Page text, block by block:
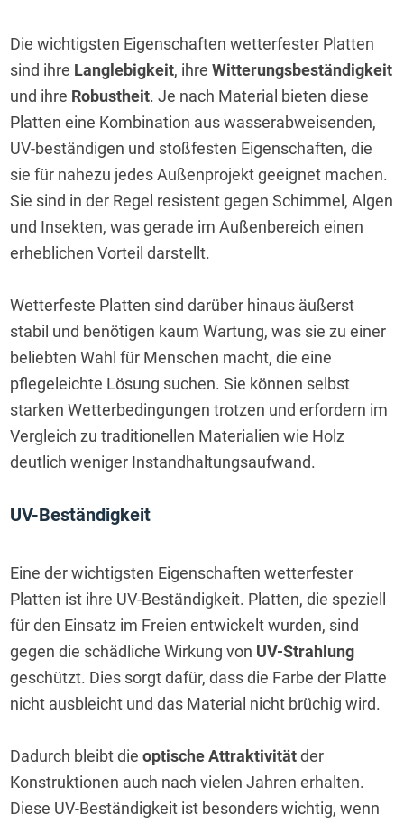
Die wichtigsten Eigenschaften wetterfester Platten
sind ihre Langlebigkeit, ihre Witterungsbeständigkeit
und ihre Robustheit. Je nach Material bieten diese
Platten eine Kombination aus wasserabweisenden,
UV-beständigen und stoßfesten Eigenschaften, die
sie für nahezu jedes Außenprojekt geeignet machen.
Sie sind in der Regel resistent gegen Schimmel, Algen
und Insekten, was gerade im Außenbereich einen
erheblichen Vorteil darstellt.
Wetterfeste Platten sind darüber hinaus äußerst
stabil und benötigen kaum Wartung, was sie zu einer
beliebten Wahl für Menschen macht, die eine
pflegeleichte Lösung suchen. Sie können selbst
starken Wetterbedingungen trotzen und erfordern im
Vergleich zu traditionellen Materialien wie Holz
deutlich weniger Instandhaltungsaufwand.
UV-Beständigkeit
Eine der wichtigsten Eigenschaften wetterfester
Platten ist ihre UV-Beständigkeit. Platten, die speziell
für den Einsatz im Freien entwickelt wurden, sind
gegen die schädliche Wirkung von UV-Strahlung
geschützt. Dies sorgt dafür, dass die Farbe der Platte
nicht ausbleicht und das Material nicht brüchig wird.
Dadurch bleibt die optische Attraktivität der
Konstruktionen auch nach vielen Jahren erhalten.
Diese UV-Beständigkeit ist besonders wichtig, wenn